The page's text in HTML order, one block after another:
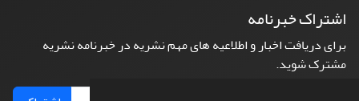
اشتراک خبرنامه
برای دریافت اخبار و اطلاعیه های مهم نشریه در خبرنامه نشریه
مشترک شوید.